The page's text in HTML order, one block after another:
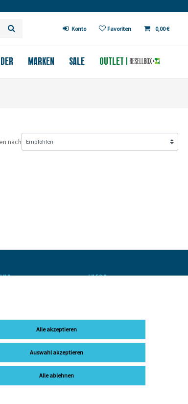
Konto Favoriten 0,00 €
MARKEN SALE OUTLET
nach
Servicepoint
INFOS
Batterieentsorgung
Datenschutz
Alle akzeptieren
Auswahl akzeptieren
Alle ablehnen